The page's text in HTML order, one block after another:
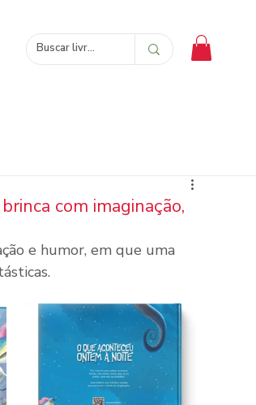
com imaginação,
e humor, em que uma